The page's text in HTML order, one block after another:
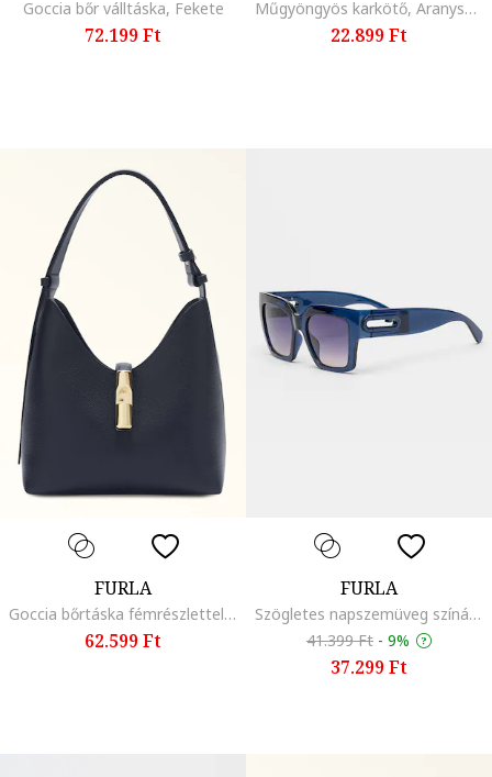
Goccia bőr válltáska, Fekete
72.199 Ft
Műgyöngyös karkötő, Aranyszín
22.899 Ft
FURLA
Goccia bőrtáska fémrészlettel, Tengerészkék
62.599 Ft
FURLA
Szögletes napszemüveg színátmenetes lencsékkel, Sötétkék
41.399 Ft - 9%
37.299 Ft